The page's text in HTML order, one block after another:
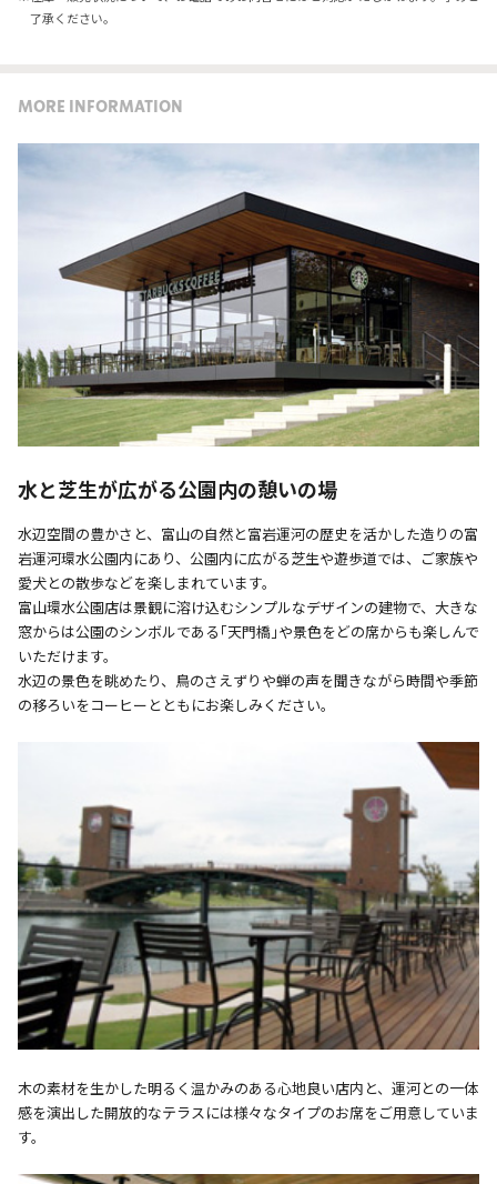
了承ください。
MORE INFORMATION
水と芝生が広がる公園内の憩いの場
水辺空間の豊かさと、富山の自然と富岩運河の歴史を活かした造りの富
岩運河環水公園内にあり、公園内に広がる芝生や遊歩道では、ご家族や
愛犬との散歩などを楽しまれています。
富山環水公園店は景観に溶け込むシンプルなデザインの建物で、大きな
窓からは公園のシンボルである｢天門橋｣や景色をどの席からも楽しんで
いただけます。
水辺の景色を眺めたり、鳥のさえずりや蝉の声を聞きながら時間や季節
の移ろいをコーヒーとともにお楽しみください。
木の素材を生かした明るく温かみのある心地良い店内と、運河との一体
感を演出した開放的なテラスには様々なタイプのお席をご用意していま
す。